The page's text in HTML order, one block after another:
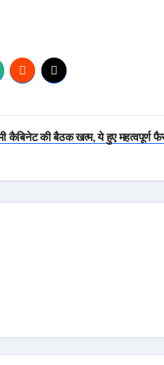
कैबिनेट की बैठक खत्म, ये हुए महत्वपूर्ण